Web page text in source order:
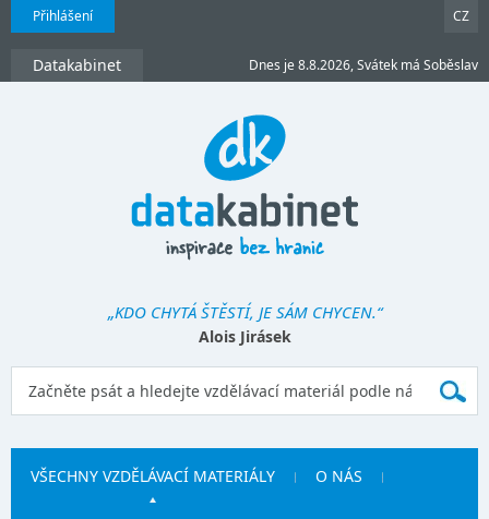
Přihlášení CZ
Datakabinet Dnes je 8.8.2026, Svátek má Soběslav
„KDO CHYTÁ ŠTĚSTÍ, JE SÁM CHYCEN.“
Alois Jirásek
VŠECHNY VZDĚLÁVACÍ MATERIÁLY O NÁS